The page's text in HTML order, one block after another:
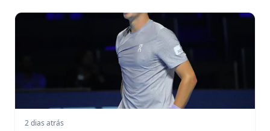
2 dias atrás